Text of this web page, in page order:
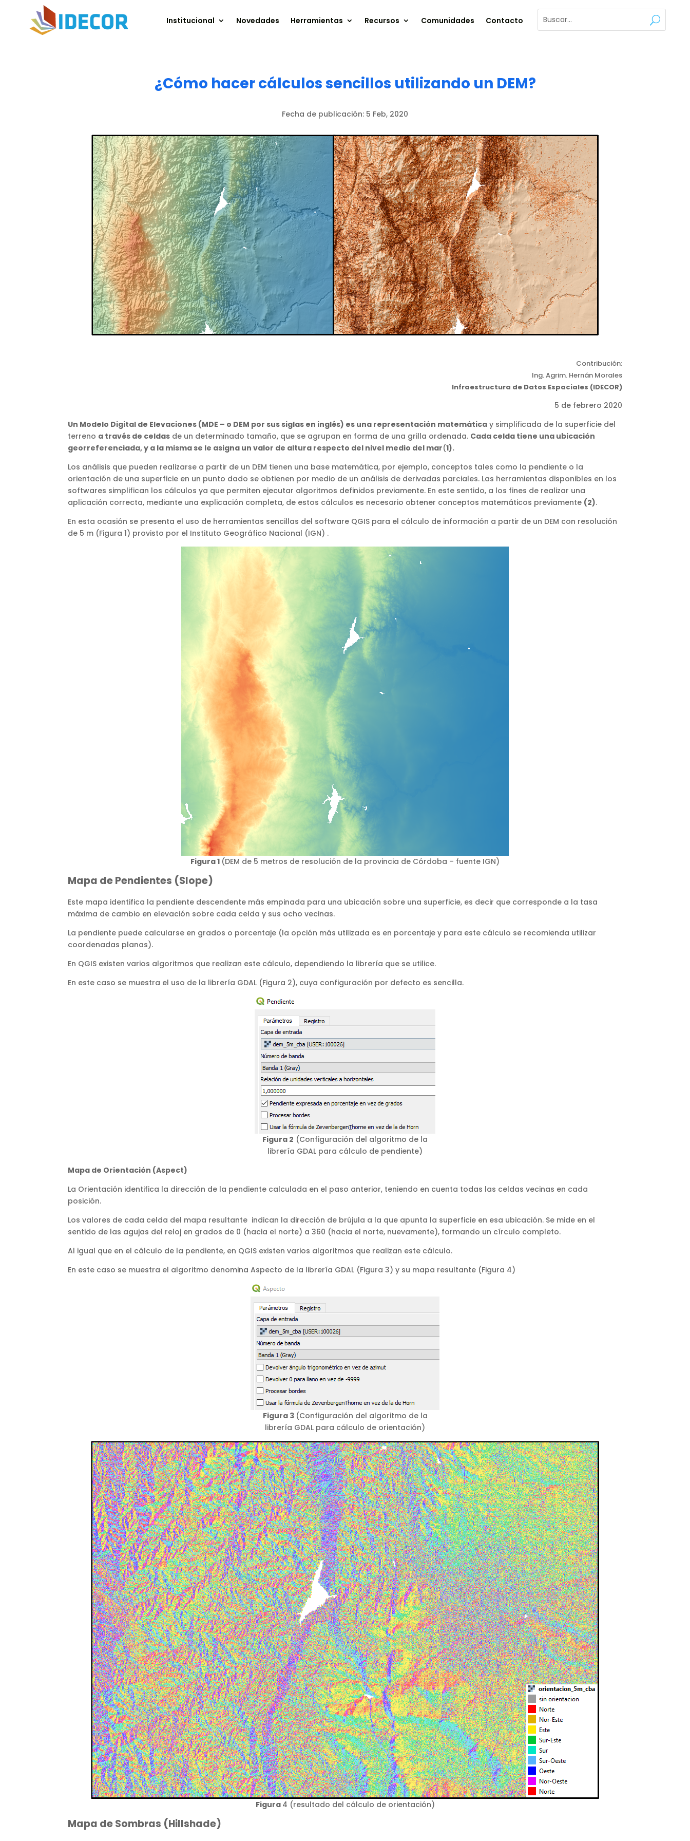
Institucional Novedades Herramientas Recursos Comunidades Contacto
¿Cómo hacer cálculos sencillos utilizando un DEM?
Fecha de publicación: 5 Feb, 2020
Contribución:
Ing. Agrim. Hernán Morales
Infraestructura de Datos Espaciales (IDECOR)
5 de febrero 2020
Un Modelo Digital de Elevaciones (MDE – o DEM por sus siglas en inglés) es una representación matemática y simplificada de la superficie del
terreno a través de celdas de un determinado tamaño, que se agrupan en forma de una grilla ordenada. Cada celda tiene una ubicación
georreferenciada, y a la misma se le asigna un valor de altura respecto del nivel medio del mar(1).
Los análisis que pueden realizarse a partir de un DEM tienen una base matemática, por ejemplo, conceptos tales como la pendiente o la
orientación de una superficie en un punto dado se obtienen por medio de un análisis de derivadas parciales. Las herramientas disponibles en los
softwares simplifican los cálculos ya que permiten ejecutar algoritmos definidos previamente. En este sentido, a los fines de realizar una
aplicación correcta, mediante una explicación completa, de estos cálculos es necesario obtener conceptos matemáticos previamente (2).
En esta ocasión se presenta el uso de herramientas sencillas del software QGIS para el cálculo de información a partir de un DEM con resolución
de 5 m (Figura 1) provisto por el Instituto Geográfico Nacional (IGN) .
Figura 1 (DEM de 5 metros de resolución de la provincia de Córdoba – fuente IGN)
Mapa de Pendientes (Slope)
Este mapa identifica la pendiente descendente más empinada para una ubicación sobre una superficie, es decir que corresponde a la tasa
máxima de cambio en elevación sobre cada celda y sus ocho vecinas.
La pendiente puede calcularse en grados o porcentaje (la opción más utilizada es en porcentaje y para este cálculo se recomienda utilizar
coordenadas planas).
En QGIS existen varios algoritmos que realizan este cálculo, dependiendo la librería que se utilice.
En este caso se muestra el uso de la librería GDAL (Figura 2), cuya configuración por defecto es sencilla.
Figura 2 (Configuración del algoritmo de la
librería GDAL para cálculo de pendiente)
Mapa de Orientación (Aspect)
La Orientación identifica la dirección de la pendiente calculada en el paso anterior, teniendo en cuenta todas las celdas vecinas en cada
posición.
Los valores de cada celda del mapa resultante indican la dirección de brújula a la que apunta la superficie en esa ubicación. Se mide en el
sentido de las agujas del reloj en grados de 0 (hacia el norte) a 360 (hacia el norte, nuevamente), formando un círculo completo.
Al igual que en el cálculo de la pendiente, en QGIS existen varios algoritmos que realizan este cálculo.
En este caso se muestra el algoritmo denomina Aspecto de la librería GDAL (Figura 3) y su mapa resultante (Figura 4)
Figura 3 (Configuración del algoritmo de la
librería GDAL para cálculo de orientación)
Figura 4 (resultado del cálculo de orientación)
Mapa de Sombras (Hillshade)